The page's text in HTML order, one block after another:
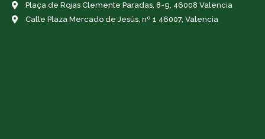
Plaça de Rojas Clemente Paradas, 8-9, 46008 Valencia
Calle Plaza Mercado de Jesús, nº 1 46007, Valencia